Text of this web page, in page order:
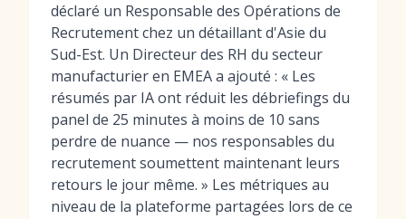
déclaré un Responsable des Opérations de
Recrutement chez un détaillant d'Asie du
Sud-Est. Un Directeur des RH du secteur
manufacturier en EMEA a ajouté : « Les
résumés par IA ont réduit les débriefings du
panel de 25 minutes à moins de 10 sans
perdre de nuance — nos responsables du
recrutement soumettent maintenant leurs
retours le jour même. » Les métriques au
niveau de la plateforme partagées lors de ce